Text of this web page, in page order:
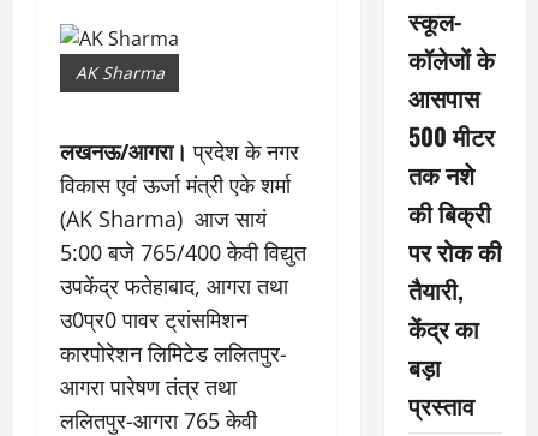
AK Sharma
लखनऊ/आगरा। प्रदेश के नगर
विकास एवं ऊर्जा मंत्री एके शर्मा
(AK Sharma) आज सायं
5:00 बजे 765/400 केवी विद्युत
उपकेंद्र फतेहाबाद, आगरा तथा
उ0प्र0 पावर ट्रांसमिशन
कारपोरेशन लिमिटेड ललितपुर-
आगरा पारेषण तंत्र तथा
ललितपुर-आगरा 765 केवी
स्कूल-
कॉलेजों के
आसपास
500 मीटर
तक नशे
की बिक्री
पर रोक की
तैयारी,
केंद्र का
बड़ा
प्रस्ताव